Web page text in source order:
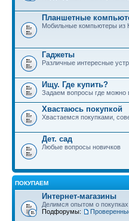
Планшетные
Мобильные компьютеры из
Гаджеты
Различные интересные
Ищу. Где купить?
Задаем вопросы где можно
Хвастаюсь покупкой
Хвастаемся покупками,
Дет. сад
Любые вопросы новичков
ПОКУПАЕМ
Интернет-магазины
Делимся опытом о покупках
Подфорумы: